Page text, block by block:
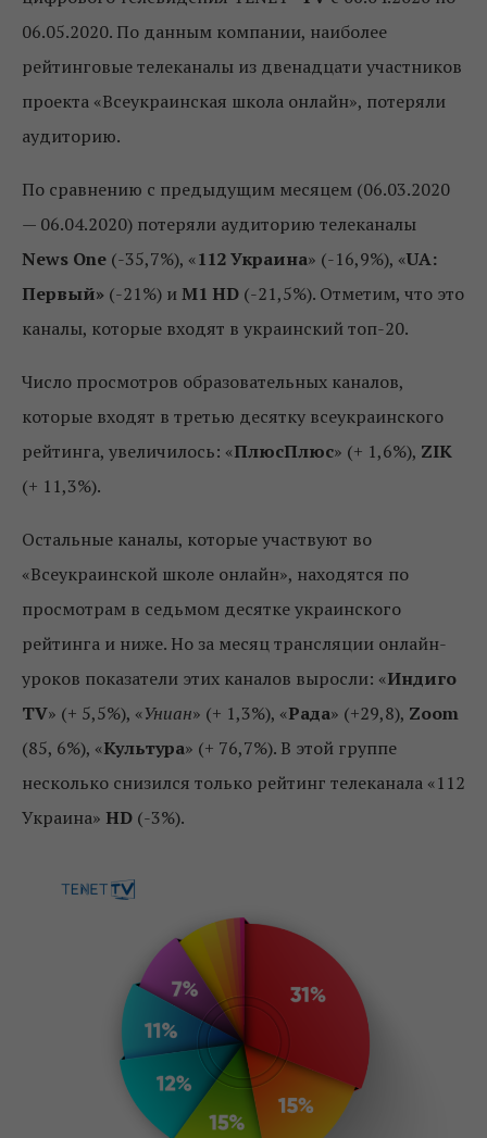
06.05.2020. По данным компании, наиболее
рейтинговые телеканалы из двенадцати участников
проекта «Всеукраинская школа онлайн», потеряли
аудиторию.
По сравнению с предыдущим месяцем (06.03.2020
— 06.04.2020) потеряли аудиторию телеканалы
News One (-35,7%), «112 Украина» (-16,9%), «UA:
Первый» (-21%) иM1 HD (-21,5%). Отметим, что это
каналы, которые входят в украинский топ-20.
Число просмотров образовательных каналов,
которые входят в третью десятку всеукраинского
рейтинга, увеличилось: «ПлюсПлюс» (+ 1,6%), ZIK
(+ 11,3%).
Остальные каналы, которые участвуют во
«Всеукраинской школе онлайн», находятся по
просмотрам в седьмом десятке украинского
рейтинга и ниже. Но за месяц трансляции онлайн-
уроков показатели этих каналов выросли: «Индиго
TV» (+ 5,5%), «Униан» (+ 1,3%), «Рада» (+29,8), Zoom
(85, 6%), «Культура» (+ 76,7%). В этой группе
несколько снизился только рейтинг телеканала «112
Украина» HD (-3%).